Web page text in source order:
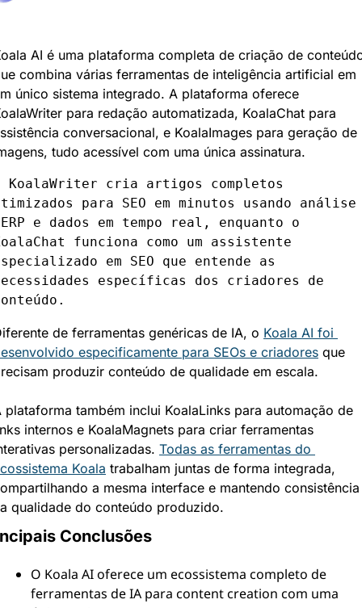
AI é uma plataforma completa de criação de
combina várias ferramentas de inteligência artificial em
único sistema integrado. A plataforma oferece
para redação automatizada, KoalaChat para
conversacional, e KoalaImages para geração de
tudo acessível com uma única assinatura.
KoalaWriter cria artigos completos
para SEO em minutos usando análise
e dados em tempo real, enquanto o
funciona como um assistente
em SEO que entende as
específicas dos criadores de
de ferramentas genéricas de IA, o Koala AI foi
especificamente para SEOs e criadores que
produzir conteúdo de qualidade em escala.
plataforma também inclui KoalaLinks para automação de
internos e KoalaMagnets para criar ferramentas
personalizadas. Todas as ferramentas do
Koala trabalham juntas de forma integrada,
a mesma interface e mantendo consistência
qualidade do conteúdo produzido.
Conclusões
O Koala AI oferece um ecossistema completo de
ferramentas de IA para content creation com uma